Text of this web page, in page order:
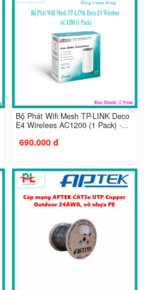
Bộ Phát Wifi Mesh TP-LINK Deco
E4 Wirelees AC1200 (1 Pack) -...
690.000 đ